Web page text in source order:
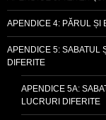
APENDICE 4: PĂRUL ȘI
APENDICE 5: SABATUL
DIFERITE
APENDICE 5A:
LUCRURI DIFERITE